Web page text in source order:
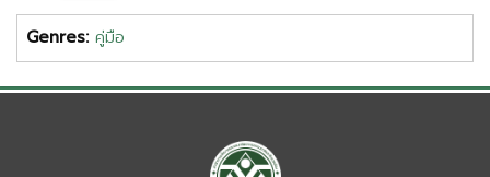
Genres: คู่มือ